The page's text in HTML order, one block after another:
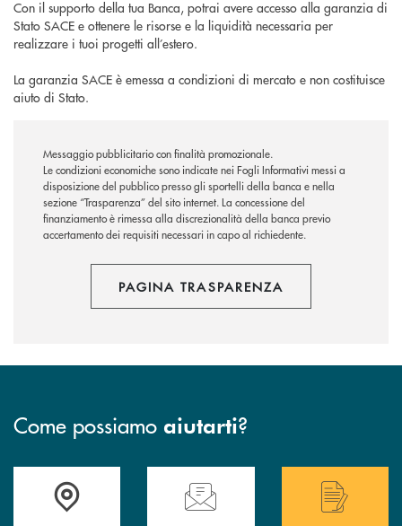
Con il supporto della tua Banca, potrai avere accesso alla garanzia di
Stato SACE e ottenere le risorse e la liquidità necessaria per
realizzare i tuoi progetti all’estero.
La garanzia SACE è emessa a condizioni di mercato e non costituisce
aiuto di Stato.
Messaggio pubblicitario con finalità promozionale.
Le condizioni economiche sono indicate nei Fogli Informativi messi a
disposizione del pubblico presso gli sportelli della banca e nella
sezione “Trasparenza” del sito internet.La concessione del
finanziamento è rimessa alla discrezionalità della banca previo
accertamento dei requisiti necessari in capo al richiedente.
PAGINA TRASPARENZA
Come possiamo aiutarti?
Accedi all' elenco completo delle filiali .Hai bisogno di assistenza immediata?
Hai bisogno di